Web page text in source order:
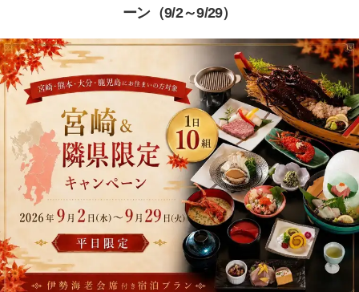
ーン（9/2～9/29）